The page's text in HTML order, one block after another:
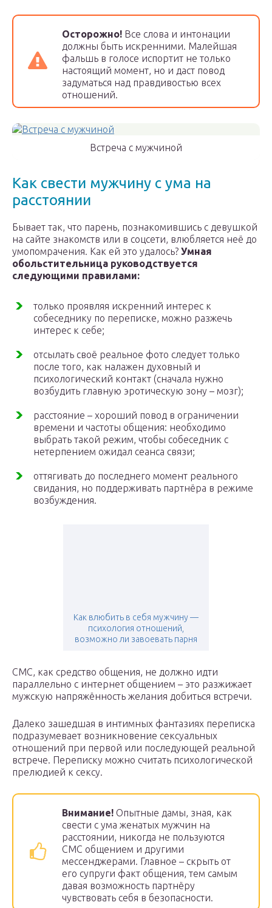
Осторожно! Все слова и интонации
должны быть искренними. Малейшая
фальшь в голосе испортит не только
настоящий момент, но и даст повод
задуматься над правдивостью всех
отношений.
Встреча с мужчиной
Как свести мужчину с ума на
расстоянии
Бывает так, что парень, познакомившись с девушкой
на сайте знакомств или в соцсети, влюбляется неё до
умопомрачения. Как ей это удалось? Умная
обольстительница руководствуется
следующими правилами:
только проявляя искренний интерес к
собеседнику по переписке, можно разжечь
интерес к себе;
отсылать своё реальное фото следует только
после того, как налажен духовный и
психологический контакт (сначала нужно
возбудить главную эротическую зону – мозг);
расстояние – хороший повод в ограничении
времени и частоты общения: необходимо
выбрать такой режим, чтобы собеседник с
нетерпением ожидал сеанса связи;
оттягивать до последнего момент реального
свидания, но поддерживать партнёра в режиме
возбуждения.
Как влюбить в себя мужчину —
психология отношений,
возможно ли завоевать парня
СМС, как средство общения, не должно идти
параллельно с интернет общением – это разжижает
мужскую напряжённость желания добиться встречи.
Далеко зашедшая в интимных фантазиях переписка
подразумевает возникновение сексуальных
отношений при первой или последующей реальной
встрече. Переписку можно считать психологической
прелюдией к сексу.
Внимание! Опытные дамы, зная, как
свести с ума женатых мужчин на
расстоянии, никогда не пользуются
СМС общением и другими
мессенджерами. Главное – скрыть от
его супруги факт общения, тем самым
давая возможность партнёру
чувствовать себя в безопасности.